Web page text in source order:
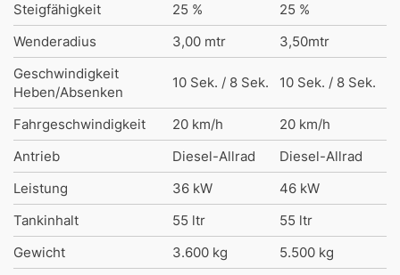
Steigfähigkeit
25 %
25 %
Wenderadius
3,00 mtr
3,50mtr
Geschwindigkeit
Heben/Absenken
10 Sek. / 8 Sek. 10 Sek. / 8 Sek.
Fahrgeschwindigkeit 20 km/h
20 km/h
Antrieb
Diesel-Allrad
Diesel-Allrad
Leistung
36 kW
46 kW
Tankinhalt
55 ltr
55 ltr
Gewicht
3.600 kg
5.500 kg